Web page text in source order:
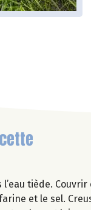
tiède.
et le sel.